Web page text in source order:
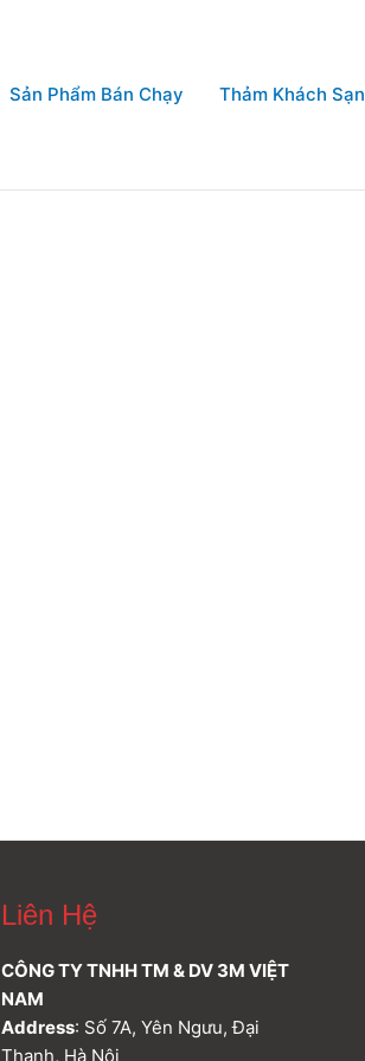
Sản Phẩm Bán Chạy Thảm Khách Sạn
Liên Hệ
CÔNG TY TNHH TM & DV 3M VIỆT
NAM
Address: Số 7A, Yên Ngưu, Đại
Thanh, Hà Nội